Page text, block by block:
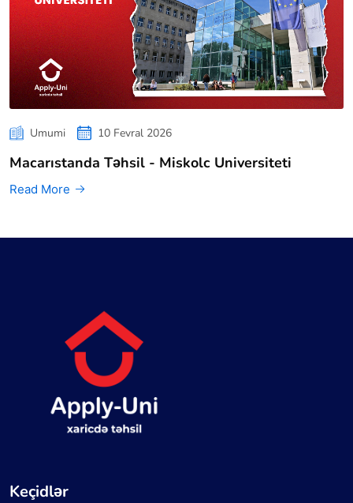
Umumi 10 Fevral 2026
Macarıstanda Təhsil - Miskolc Universiteti
Read More
Keçidlər